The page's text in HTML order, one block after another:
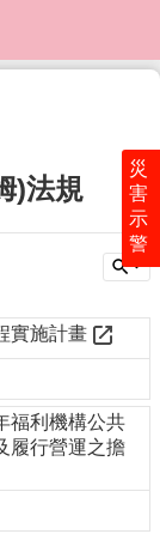
災
害
示
警
)法規
實施計畫
福利機構公共
履行營運之擔